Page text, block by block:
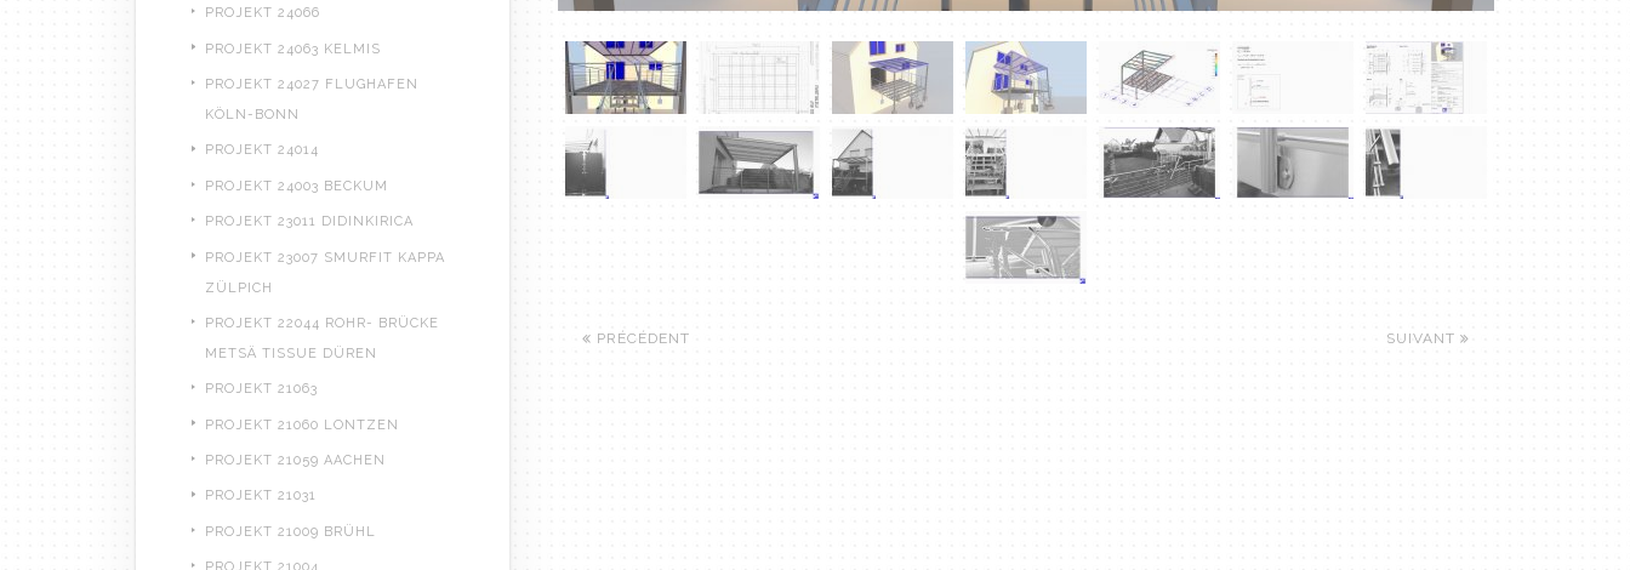
PRÉCÉDENT SUIVANT
PROJEKT 24066
PROJEKT 24063 KELMIS
PROJEKT 24027 FLUGHAFEN
KÖLN-BONN
PROJEKT 24014
PROJEKT 24003 BECKUM
PROJEKT 23011 DIDINKIRICA
PROJEKT 23007 SMURFIT KAPPA
ZÜLPICH
PROJEKT 22044 ROHR- BRÜCKE
METSÄ TISSUE DÜREN
PROJEKT 21063
PROJEKT 21060 LONTZEN
PROJEKT 21059 AACHEN
PROJEKT 21031
PROJEKT 21009 BRÜHL